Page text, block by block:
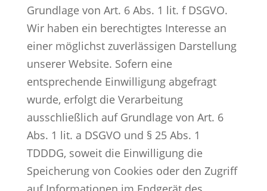
Grundlage von Art. 6 Abs. 1 lit. f DSGVO.
Wir haben ein berechtigtes Interesse an
einer möglichst zuverlässigen Darstellung
unserer Website. Sofern eine
entsprechende Einwilligung abgefragt
wurde, erfolgt die Verarbeitung
ausschließlich auf Grundlage von Art. 6
Abs. 1 lit. a DSGVO und § 25 Abs. 1
TDDDG, soweit die Einwilligung die
Speicherung von Cookies oder den Zugriff